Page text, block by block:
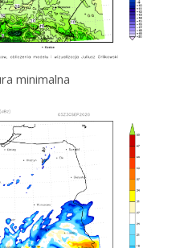
minimalna